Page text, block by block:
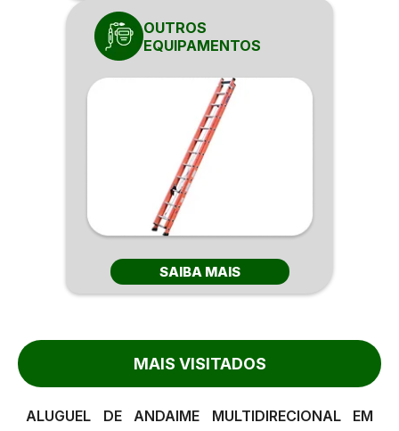
OUTROS
EQUIPAMENTOS
SAIBA MAIS
MAIS VISITADOS
ALUGUEL DE ANDAIME MULTIDIRECIONAL EM